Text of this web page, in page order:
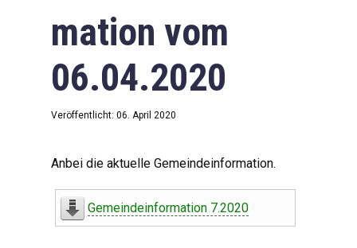
mation vom
06.04.2020
Veröffentlicht: 06. April 2020
Anbei die aktuelle Gemeindeinformation.
Gemeindeinformation 7.2020